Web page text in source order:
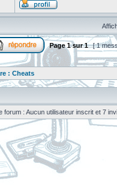
Page1sur1 [ 1
: Cheats
forum : Aucun utilisateur inscrit et 7